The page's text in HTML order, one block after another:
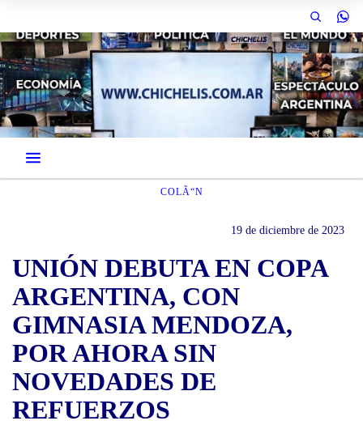
COLÃ“N
19 de diciembre de 2023
UNIÓN DEBUTA EN COPA
ARGENTINA, CON
GIMNASIA MENDOZA,
POR AHORA SIN
NOVEDADES DE
REFUERZOS